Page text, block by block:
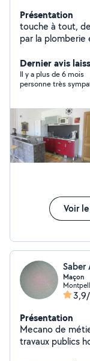
Présentation
touche à tout, de la
par la
Dernier avis
Il y a plus de 6 mois
personne très
Voir
Saber
Maçon
Présentation
Mecano de
travaux publics